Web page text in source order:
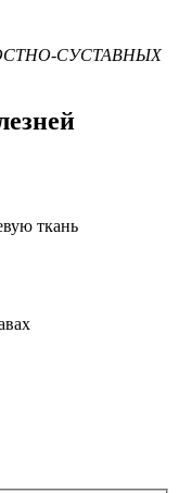
СУСТАВНЫХ
ткань